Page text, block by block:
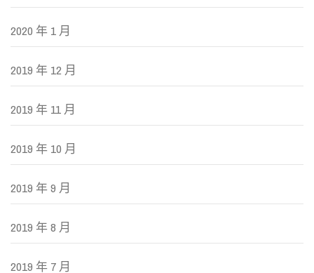
2020 年 1 月
2019 年 12 月
2019 年 11 月
2019 年 10 月
2019 年 9 月
2019 年 8 月
2019 年 7 月